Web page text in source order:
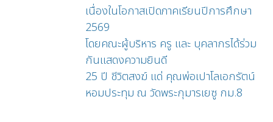
เนื่องในโอกาสเปิดภาคเรียนปีการศึกษา
2569
โดยคณะผู้บริหาร ครู และ บุคลากรได้ร่วม
กันแสดงความยินดี
25 ปี ชีวิตสงฆ์ แด่ คุณพ่อเปาโลเอกรัตน์
หอมประทุม ณ วัดพระกุมารเยซู กม.8